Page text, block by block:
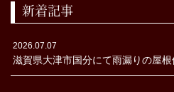
新着記事
2026.07.07
滋賀県大津市国分にて雨漏りの屋根